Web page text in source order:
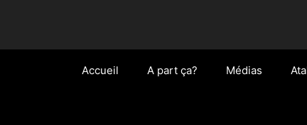
Accueil A part ça? Médias